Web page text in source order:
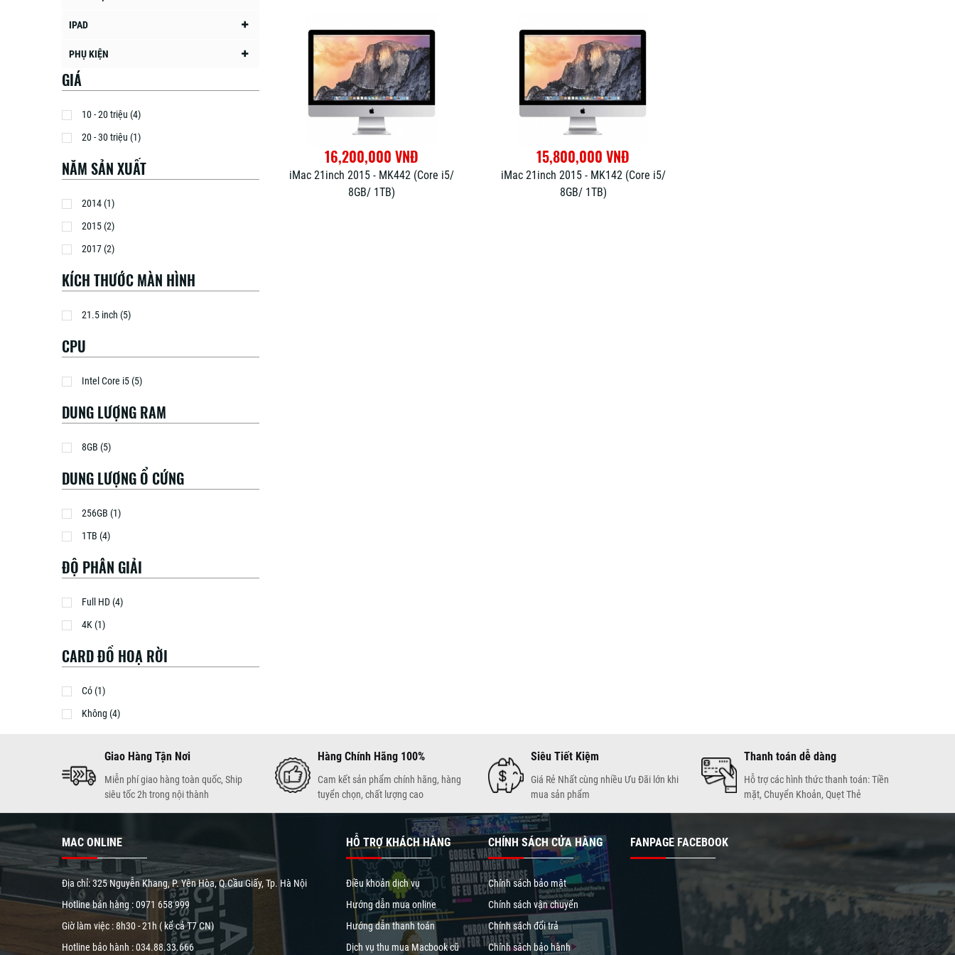
IPAD
PHỤ KIỆN
GIÁ
10 - 20 triệu (4)
20 - 30 triệu (1)
NĂM SẢN XUẤT
2014 (1)
2015 (2)
2017 (2)
KÍCH THƯỚC MÀN HÌNH
21.5 inch (5)
CPU
Intel Core i5 (5)
DUNG LƯỢNG RAM
8GB (5)
DUNG LƯỢNG Ổ CỨNG
256GB (1)
1TB (4)
ĐỘ PHÂN GIẢI
Full HD (4)
4K (1)
CARD ĐỒ HOẠ RỜI
Có (1)
Không (4)
16,200,000 VNĐ
iMac 21inch 2015 - MK442 (Core i5/
8GB/ 1TB)
15,800,000 VNĐ
iMac 21inch 2015 - MK142 (Core i5/
8GB/ 1TB)
Giao Hàng Tận Nơi
Miễn phí giao hàng toàn quốc, Ship
siêu tốc 2h trong nội thành
Hàng Chính Hãng 100%
Cam kết sản phẩm chính hãng, hàng
tuyển chọn, chất lượng cao
Siêu Tiết Kiệm
Giá Rẻ Nhất cùng nhiều Ưu Đãi lớn khi
mua sản phẩm
Thanh toán dễ dàng
Hỗ trợ các hình thức thanh toán: Tiền
mặt, Chuyển Khoản, Quẹt Thẻ
MAC ONLINE
Địa chỉ: 325 Nguyễn Khang, P. Yên Hòa, Q.Cầu Giấy, Tp. Hà Nội
Hotline bán hàng :0971 658 999
Giờ làm việc : 8h30 - 21h ( kể cả T7 CN)
Hotline bảo hành :034.88.33.666
HỖ TRỢ KHÁCH HÀNG
Điều khoản dịch vụ
Hướng dẫn mua online
Hướng dẫn thanh toán
Dịch vụ thu mua Macbook cũ
CHÍNH SÁCH CỬA HÀNG
Chính sách bảo mật
Chính sách vận chuyển
Chính sách đổi trả
Chính sách bảo hành
FANPAGE FACEBOOK